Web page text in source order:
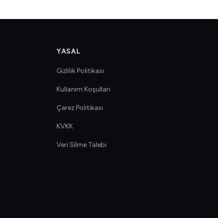
YASAL
Gizlilik Politikası
Kullanım Koşulları
Çerez Politikası
KVKK
Veri Silme Talebi